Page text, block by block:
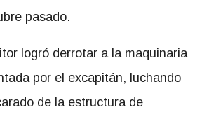
pasado.
logró derrotar a la maquinaria
por el excapitán, luchando
de la estructura de